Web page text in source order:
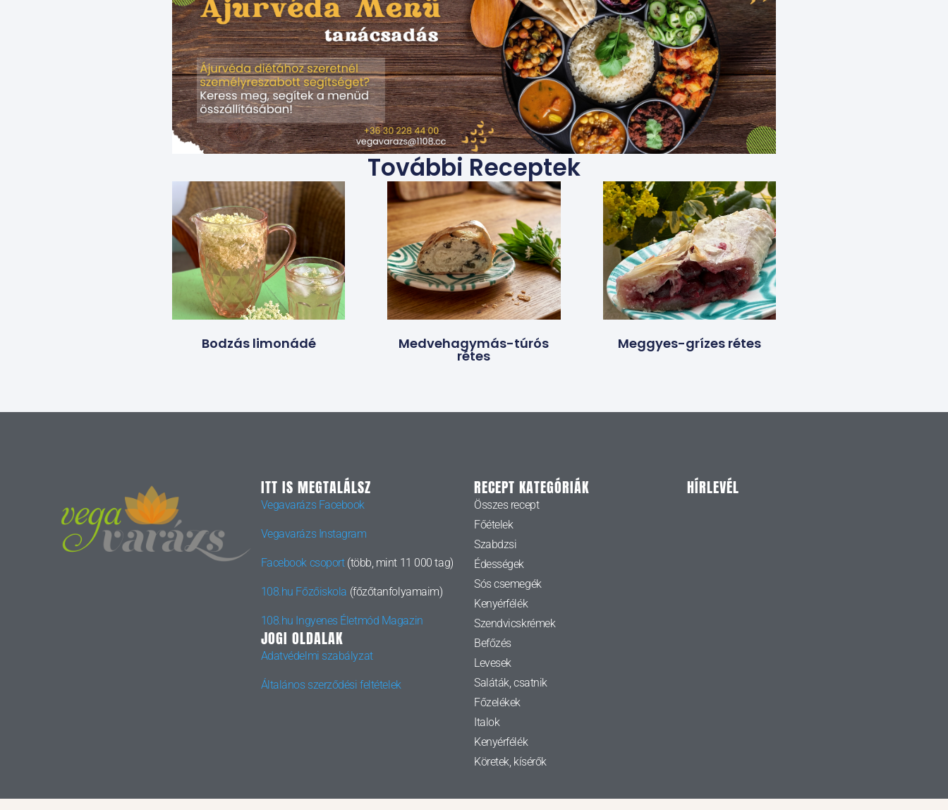
További Receptek
Bodzás limonádé Medvehagymás-túrós
rétes
Meggyes-grízes rétes
ITT IS MEGTALÁLSZ
Vegavarázs Facebook
Vegavarázs Instagram
Facebook csoport(több, mint 11 000 tag)
108.hu Főzőiskola (főzőtanfolyamaim)
108.hu Ingyenes Életmód Magazin
JOGI OLDALAK
Adatvédelmi szabályzat
Általános szerződési feltételek
RECEPT KATEGÓRIÁK
Összes recept
Főételek
Szabdzsi
Édességek
Sós csemegék
Kenyérfélék
Szendvicskrémek
Befőzés
Levesek
Saláták, csatnik
Főzelékek
Italok
Kenyérfélék
Köretek, kísérők
HÍRLEVÉL